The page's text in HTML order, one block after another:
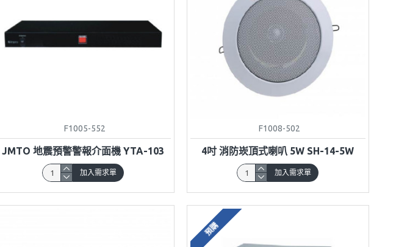
F1005-552
JMTO 地震預警警報介面機 YTA-103
加入需求單
F1008-502
4吋 消防崁頂式喇叭 5W SH-14-5W
加入需求單
預購